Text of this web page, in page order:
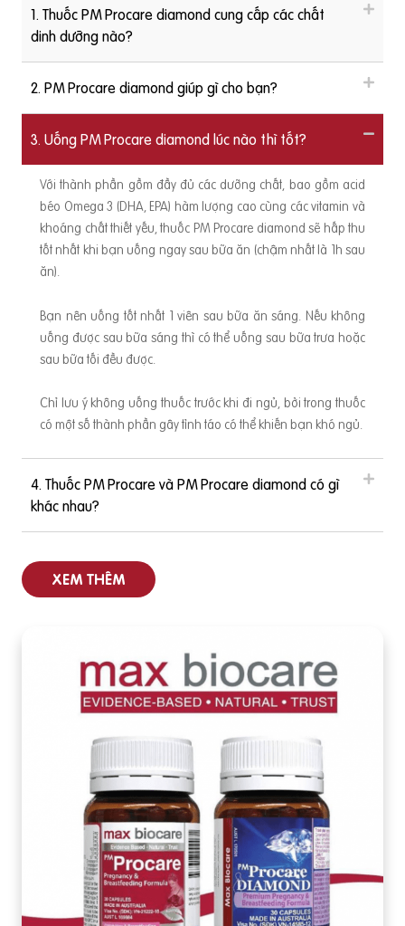
1. Thuốc PM Procare diamond cung cấp các chất
dinh dưỡng nào?
2. PM Procare diamond giúp gì cho bạn?
3. Uống PM Procare diamond lúc nào thì tốt?
Với thành phần gồm đầy đủ các dưỡng chất, bao gồm acid
béo Omega 3 (DHA, EPA) hàm lượng cao cùng các vitamin và
khoáng chất thiết yếu, thuốc PM Procare diamond sẽ hấp thu
tốt nhất khi bạn uống ngay sau bữa ăn (chậm nhất là 1h sau
ăn).
Bạn nên uống tốt nhất 1 viên sau bữa ăn sáng. Nếu không
uống được sau bữa sáng thì có thể uống sau bữa trưa hoặc
sau bữa tối đều được.
Chỉ lưu ý không uống thuốc trước khi đi ngủ, bởi trong thuốc
có một số thành phần gây tỉnh táo có thể khiến bạn khó ngủ.
4. Thuốc PM Procare và PM Procare diamond có gì
khác nhau?
XEM THÊM